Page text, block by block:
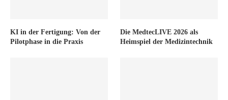
KI in der Fertigung: Von der
Pilotphase in die Praxis
Die MedtecLIVE 2026 als
Heimspiel der Medizintechnik